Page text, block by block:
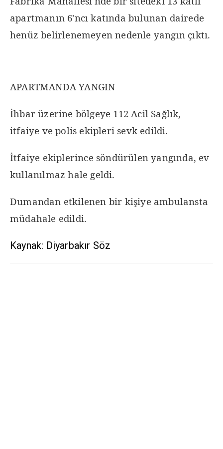
apartmanın 6'ncı katında bulunan dairede
henüz belirlenemeyen nedenle yangın çıktı.
APARTMANDA YANGIN
İhbar üzerine bölgeye 112 Acil Sağlık,
itfaiye ve polis ekipleri sevk edildi.
İtfaiye ekiplerince söndürülen yangında, ev
kullanılmaz hale geldi.
Dumandan etkilenen bir kişiye ambulansta
müdahale edildi.
Kaynak: Diyarbakır Söz